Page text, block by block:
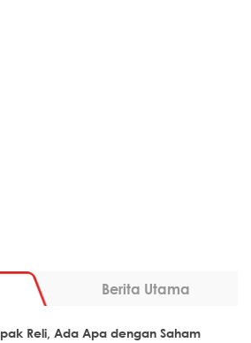
Berita Utama
Reli, Ada Apa dengan Saham